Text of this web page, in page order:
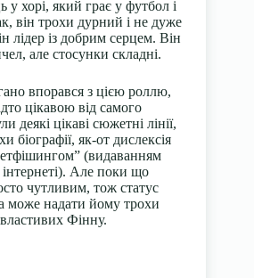
хорі, який грає у футбол і
він трохи дурний і не дуже
лідер із добрим серцем. Він
але стосунки складні.
впорався з цією роллю,
цікавою від самого
деякі цікаві сюжетні лінії,
біографії, як-от дислексія
(видаванням
інтернеті). Але поки що
чутливим, тож статус
може надати йому трохи
Фінну.